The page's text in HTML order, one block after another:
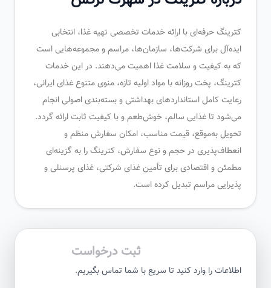
کترینگ حرفه‌ای با ارائه خدمات تخصصی تهیه غذا، انتخابی
ایده‌آل برای شرکت‌ها، سازمان‌ها، مراسم و مجموعه‌هایی است
که به کیفیت و سلامت غذا اهمیت می‌دهند. در این خدمات
کترینگ، پخت روزانه با مواد اولیه تازه، منوی متنوع غذای ایرانی،
رعایت کامل استانداردهای بهداشتی و بسته‌بندی اصولی انجام
می‌شود تا غذایی سالم، خوش‌طعم و با کیفیت ثابت ارائه گردد.
تحویل به‌موقع، قیمت مناسب، امکان سفارش منظم و
انعطاف‌پذیری در حجم و نوع سفارش، کترینگ را به گزینه‌ای
مطمئن و اقتصادی برای تأمین غذای شرکتی، غذای پرسنلی و
پذیرایی مراسم تبدیل کرده است.
ثبت درخواست
اطلاعات را وارد کنید تا سریع با شما تماس بگیریم.